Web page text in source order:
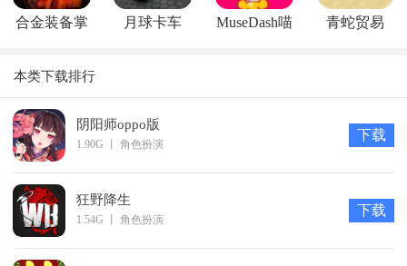
合金装备掌
月球卡车
MuseDash喵
青蛇贸易
本类下载排行
阴阳师oppo版
1.90G 角色扮演
下载
狂野降生
1.54G 角色扮演
下载